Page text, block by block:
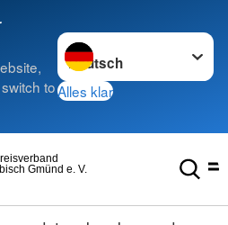
to
Sprache wechseln zu
Alles klar
Gmünd e. V.